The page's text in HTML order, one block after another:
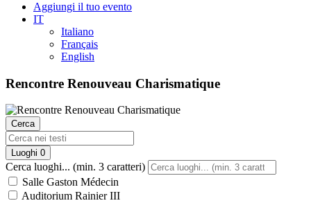
Aggiungi il tuo evento
IT
Italiano
Français
English
Rencontre Renouveau Charismatique
Cerca
Luoghi 0
Cerca luoghi... (min. 3 caratteri)
Salle Gaston Médecin
Auditorium Rainier III